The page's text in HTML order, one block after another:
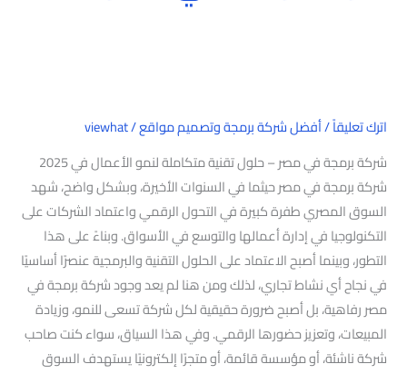
اترك تعليقاً/أفضل شركة برمجة وتصميم مواقع/
viewhat
شركة برمجة في مصر – حلول تقنية متكاملة لنمو الأعمال في 2025
شركة برمجة في مصر حيثما في السنوات الأخيرة، وبشكل واضح، شهد
السوق المصري طفرة كبيرة في التحول الرقمي واعتماد الشركات على
التكنولوجيا في إدارة أعمالها والتوسع في الأسواق. وبناءً على هذا
التطور، وبينما أصبح الاعتماد على الحلول التقنية والبرمجية عنصرًا أساسيًا
في نجاح أي نشاط تجاري، لذلك ومن هنا لم يعد وجود شركة برمجة في
مصر رفاهية، بل أصبح ضرورة حقيقية لكل شركة تسعى للنمو، وزيادة
المبيعات، وتعزيز حضورها الرقمي. وفي هذا السياق، سواء كنت صاحب
شركة ناشئة، أو مؤسسة قائمة، أو متجرًا إلكترونيًا يستهدف السوق